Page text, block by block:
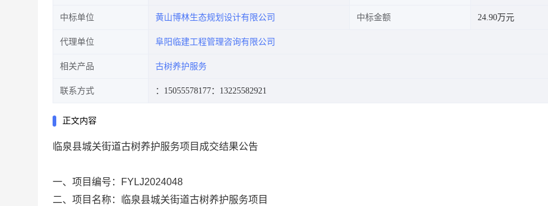
中标单位 黄山博林生态规划设计有限公司 中标金额 24.90万元
代理单位 阜阳临建工程管理咨询有限公司
相关产品 古树养护服务
联系方式 ：15055578177：13225582921
正文内容
临泉县城关街道古树养护服务项目 成交结果公告
一、项目编号：
FYLJ2024048
二、 项目名称：临泉县城关街道古树养护服务项目